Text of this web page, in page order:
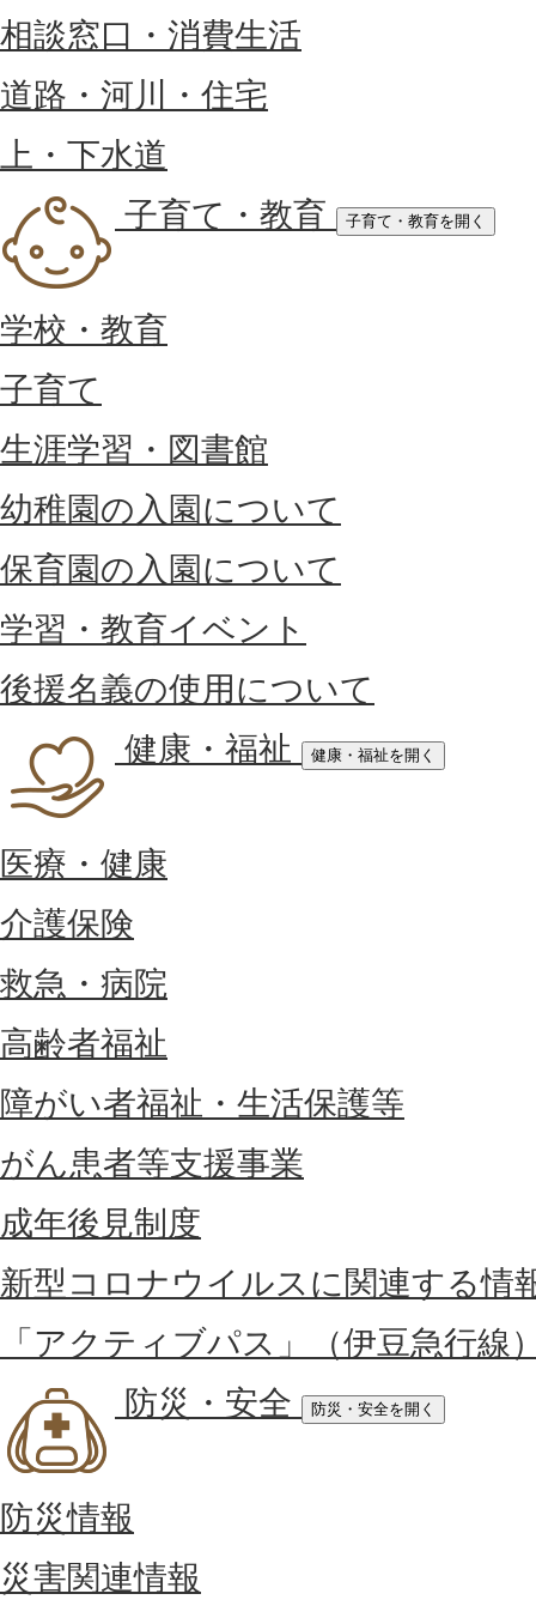
相談窓口・消費生活
道路・河川・住宅
上・下水道
子育て・教育
子育て・教育を開く
学校・教育
子育て
生涯学習・図書館
幼稚園の入園について
保育園の入園について
学習・教育イベント
後援名義の使用について
健康・福祉
健康・福祉を開く
医療・健康
介護保険
救急・病院
高齢者福祉
障がい者福祉・生活保護等
がん患者等支援事業
成年後見制度
新型コロナウイルスに関連する情
「アクティブパス」（伊豆急行線
防災・安全
防災・安全を開く
防災情報
災害関連情報